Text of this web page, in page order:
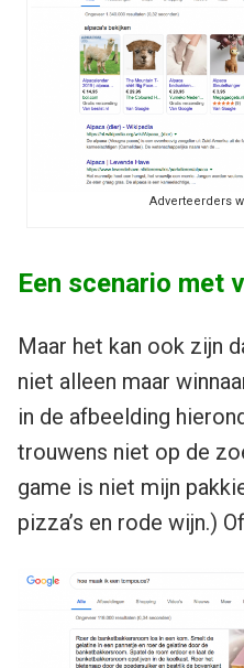
Adverteerders
Een scenario met
Maar het kan ook zijn
niet alleen maar
in de afbeelding
trouwens niet op de
game is niet mijn
pizza’s en rode wijn.) Of